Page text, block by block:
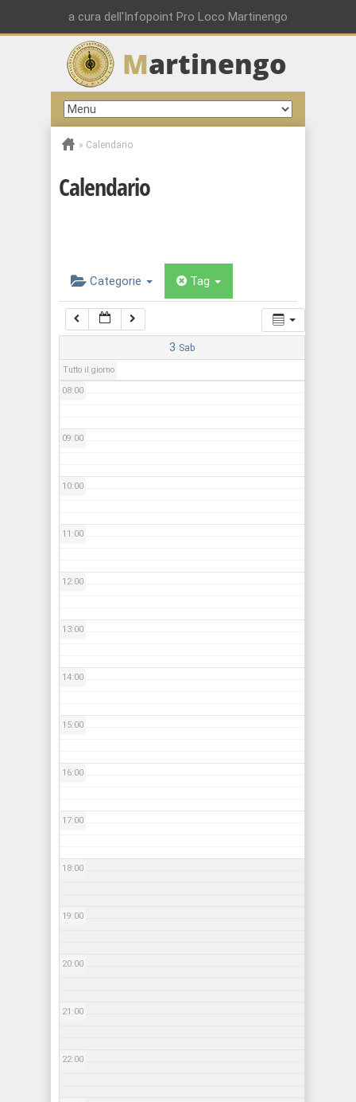
a cura dell'Infopoint Pro Loco Martinengo
Martinengo
» Calendario
Calendario
Categorie Tag
3 Sab
Tutto il giorno
01:00
02:00
03:00
04:00
08:00
09:00
10:00
11:00
12:00
13:00
14:00
15:00
16:00
17:00
18:00
19:00
20:00
21:00
22:00